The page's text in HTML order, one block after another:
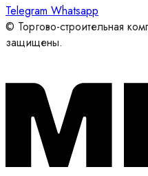
Telegram Whatsapp
© Торгово-строительная
защищены.